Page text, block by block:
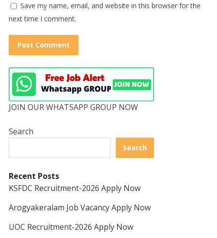
Save my name, email, and website in this browser for the
next time I comment.
JOIN OUR WHATSAPP GROUP NOW
Search
Search
Recent Posts
KSFDC Recruitment-2026 Apply Now
Arogyakeralam Job Vacancy Apply Now
UOC Recruitment-2026 Apply Now